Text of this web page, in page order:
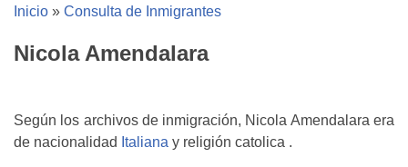
Inicio » Consulta de Inmigrantes
Nicola Amendalara
Según los archivos de inmigración, Nicola Amendalara era
de nacionalidad Italiana y religión catolica .